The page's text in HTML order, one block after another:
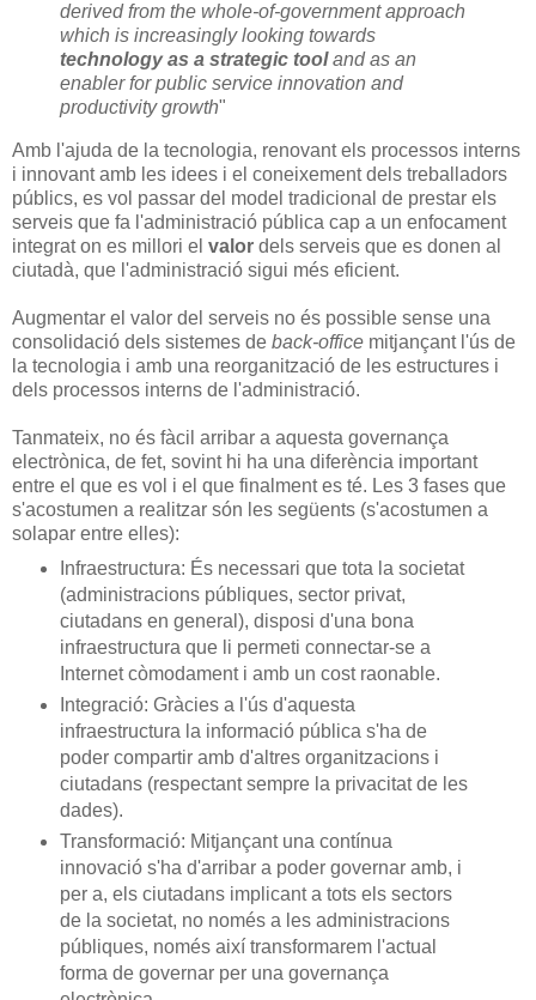
derived from the whole-of-government approach
which is increasingly looking towards
technology as a strategic tooland as an
enabler for public service innovation and
productivity growth"
Amb l'ajuda de la tecnologia, renovant els processos interns
i innovant amb les idees i el coneixement dels treballadors
públics, es vol passar del model tradicional de prestar els
serveis que fa l'administració pública cap a un enfocament
integrat on es millori el valor dels serveis que es donen al
ciutadà, que l'administració sigui més eficient.
Augmentar el valor del serveis no és possible sense una
consolidació dels sistemes de back-office mitjançant l'ús de
la tecnologia i amb una reorganització de les estructures i
dels processos interns de l'administració.
Tanmateix, no és fàcil arribar a aquesta governança
electrònica, de fet, sovint hi ha una diferència important
entre el que es vol i el que finalment es té. Les 3 fases que
s'acostumen a realitzar són les següents (s'acostumen a
solapar entre elles):
Infraestructura: És necessari que tota la societat
(administracions públiques, sector privat,
ciutadans en general), disposi d'una bona
infraestructura que li permeti connectar-se a
Internet còmodament i amb un cost raonable.
Integració: Gràcies a l'ús d'aquesta
infraestructura la informació pública s'ha de
poder compartir amb d'altres organitzacions i
ciutadans (respectant sempre la privacitat de les
dades).
Transformació: Mitjançant una contínua
innovació s'ha d'arribar a poder governar amb, i
per a, els ciutadans implicant a tots els sectors
de la societat, no només a les administracions
públiques, només així transformarem l'actual
forma de governar per una governança